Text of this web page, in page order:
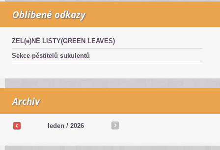
Oblíbené odkazy
ZEL(e)NÉ LISTY(GREEN LEAVES)
Sekce pěstitelů sukulentů
Archiv
leden / 2026